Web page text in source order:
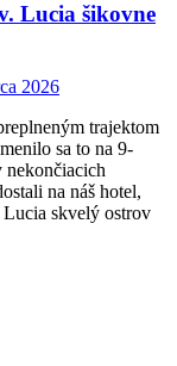
Lucia šikovne
2026
trajektom
sa to na 9-
nekončiacich
na náš hotel,
Lucia skvelý ostrov